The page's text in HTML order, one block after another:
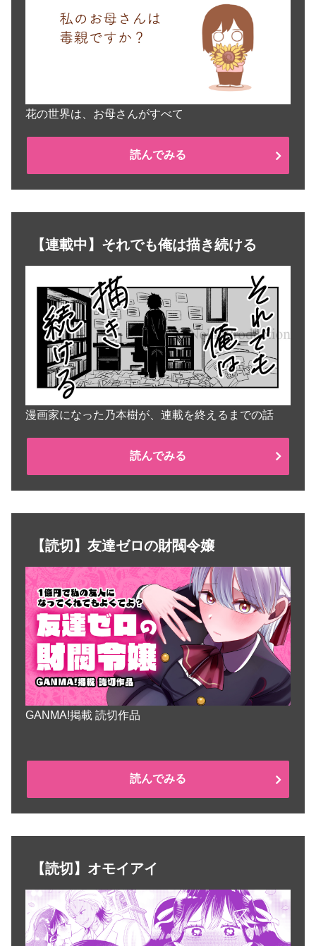
花の世界は、お母さんがすべて
読んでみる
【連載中】それでも俺は描き続ける
漫画家になった乃本樹が、連載を終えるまでの話
読んでみる
【読切】友達ゼロの財閥令嬢
GANMA!掲載 読切作品
読んでみる
【読切】オモイアイ